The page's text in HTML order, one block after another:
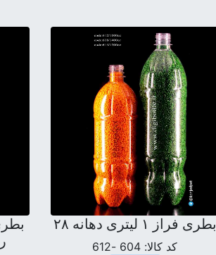
بطری فراز ۱ لیتری دهانه ۲۸
کد کالا: 604 -612